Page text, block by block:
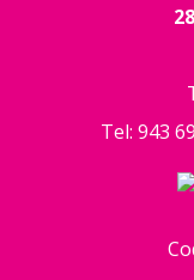
Tel: 943